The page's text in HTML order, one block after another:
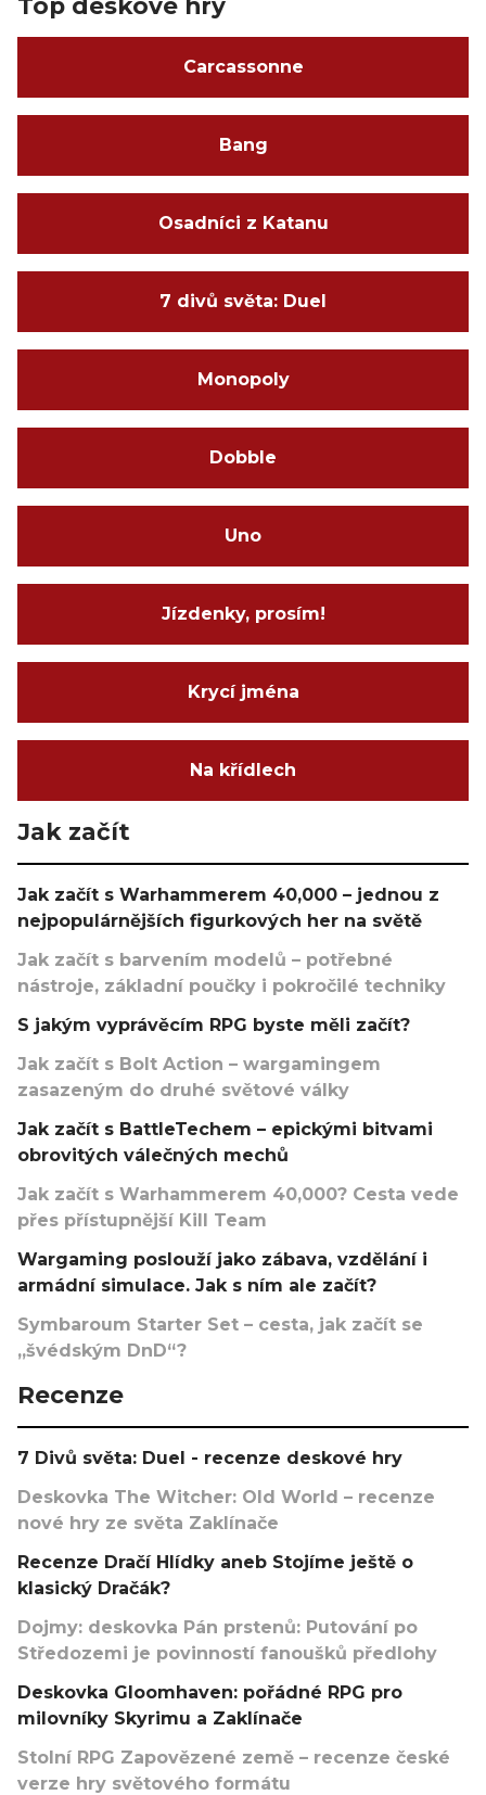
Carcassonne
Bang
Osadníci z Katanu
7 divů světa: Duel
Monopoly
Dobble
Uno
Jízdenky, prosím!
Krycí jména
Na křídlech
Jak začít
Jak začít s Warhammerem 40,000 – jednou z
nejpopulárnějších figurkových her na světě
Jak začít s barvením modelů – potřebné
nástroje, základní poučky i pokročilé techniky
S jakým vyprávěcím RPG byste měli začít?
Jak začít s Bolt Action – wargamingem
zasazeným do druhé světové války
Jak začít s BattleTechem – epickými bitvami
obrovitých válečných mechů
Jak začít s Warhammerem 40,000? Cesta vede
přes přístupnější Kill Team
Wargaming poslouží jako zábava, vzdělání i
armádní simulace. Jak s ním ale začít?
Symbaroum Starter Set – cesta, jak začít se
„švédským DnD“?
Recenze
7 Divů světa: Duel - recenze deskové hry
Deskovka The Witcher: Old World – recenze
nové hry ze světa Zaklínače
Recenze Dračí Hlídky aneb Stojíme ještě o
klasický Dračák?
Dojmy: deskovka Pán prstenů: Putování po
Středozemi je povinností fanoušků předlohy
Deskovka Gloomhaven: pořádné RPG pro
milovníky Skyrimu a Zaklínače
Stolní RPG Zapovězené země – recenze české
verze hry světového formátu